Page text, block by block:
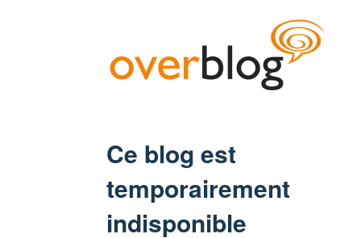
Ce blog est
temporairement
indisponible